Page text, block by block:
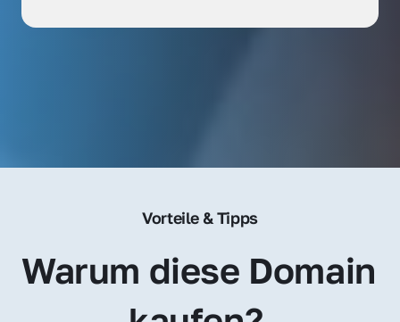
Vorteile & Tipps
Warum diese Domain